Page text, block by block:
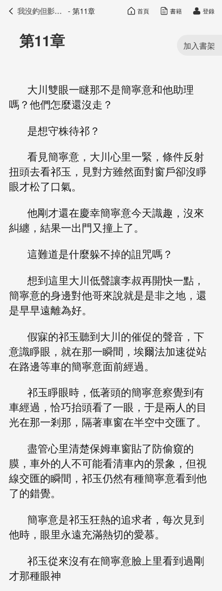
我沒釣但影帝真香了 目錄
第11章
大川雙眼一瞇那不是簡寧意和他助理
嗎？他們怎麼還沒走？
是想守株待祁？
看見簡寧意，大川心里一緊，條件反射
扭頭去看祁玉，見對方雖然面對窗戶卻沒睜
眼才松了口氣。
他剛才還在慶幸簡寧意今天識趣，沒來
糾纏，結果一出門又撞上了。
這難道是什麼躲不掉的詛咒嗎？
想到這里大川低聲讓李叔再開快一點，
簡寧意的身邊對他哥來說就是是非之地，還
是早早遠離為好。
假寐的祁玉聽到大川的催促的聲音，下
意識睜眼，就在那一瞬間，埃爾法加速從站
在路邊等車的簡寧意面前經過。
祁玉睜眼時，低著頭的簡寧意察覺到有
車經過，恰巧抬頭看了一眼，于是兩人的目
光在那一剎那，隔著車窗在半空中交匯了。
盡管心里清楚保姆車窗貼了防偷窺的
膜，車外的人不可能看清車內的景象，但視
線交匯的瞬間，祁玉仍然有種簡寧意看到他
了的錯覺。
簡寧意是祁玉狂熱的追求者，每次見到
他時，眼里永遠充滿熱切的愛慕。
祁玉從來沒有在簡寧意臉上里看到過剛
才那種眼神
我沒釣但影帝真香了 - 第11章 首頁 書籍 登錄